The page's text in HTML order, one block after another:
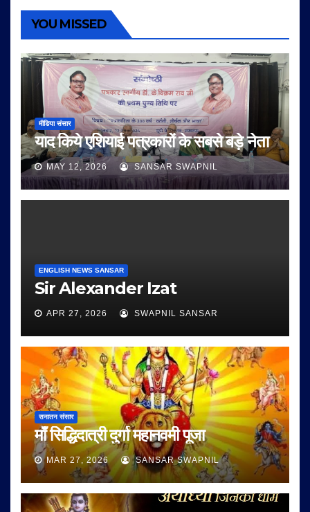
YOU MISSED
मीडिया संसार
याद किये एशियाई पत्रकारों के सबसे बड़े नेता
MAY 12, 2026 SANSAR SWAPNIL
ENGLISH NEWS SANSAR
Sir Alexander Izat
APR 27, 2026 SWAPNIL SANSAR
सनातन संसार
माँ सिद्धिदात्री दुर्गा महानवमी पूजा
MAR 27, 2026 SANSAR SWAPNIL